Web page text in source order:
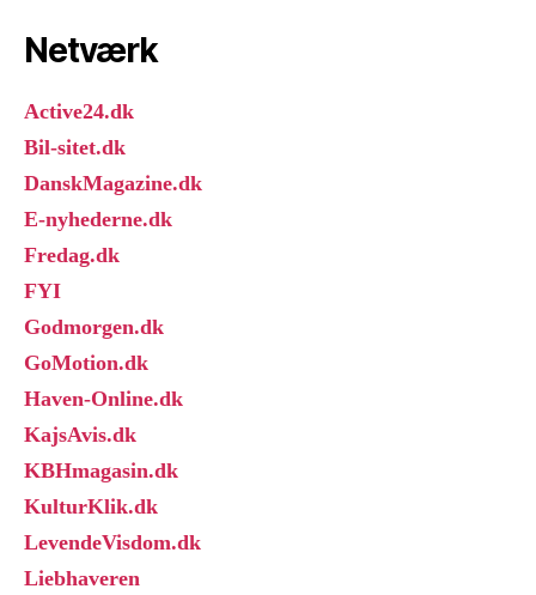
Netværk
Active24.dk
Bil-sitet.dk
DanskMagazine.dk
E-nyhederne.dk
Fredag.dk
FYI
Godmorgen.dk
GoMotion.dk
Haven-Online.dk
KajsAvis.dk
KBHmagasin.dk
KulturKlik.dk
LevendeVisdom.dk
Liebhaveren